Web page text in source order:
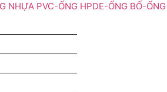
NHỰA PVC-ỐNG HPDE-ỐNG BỐ-